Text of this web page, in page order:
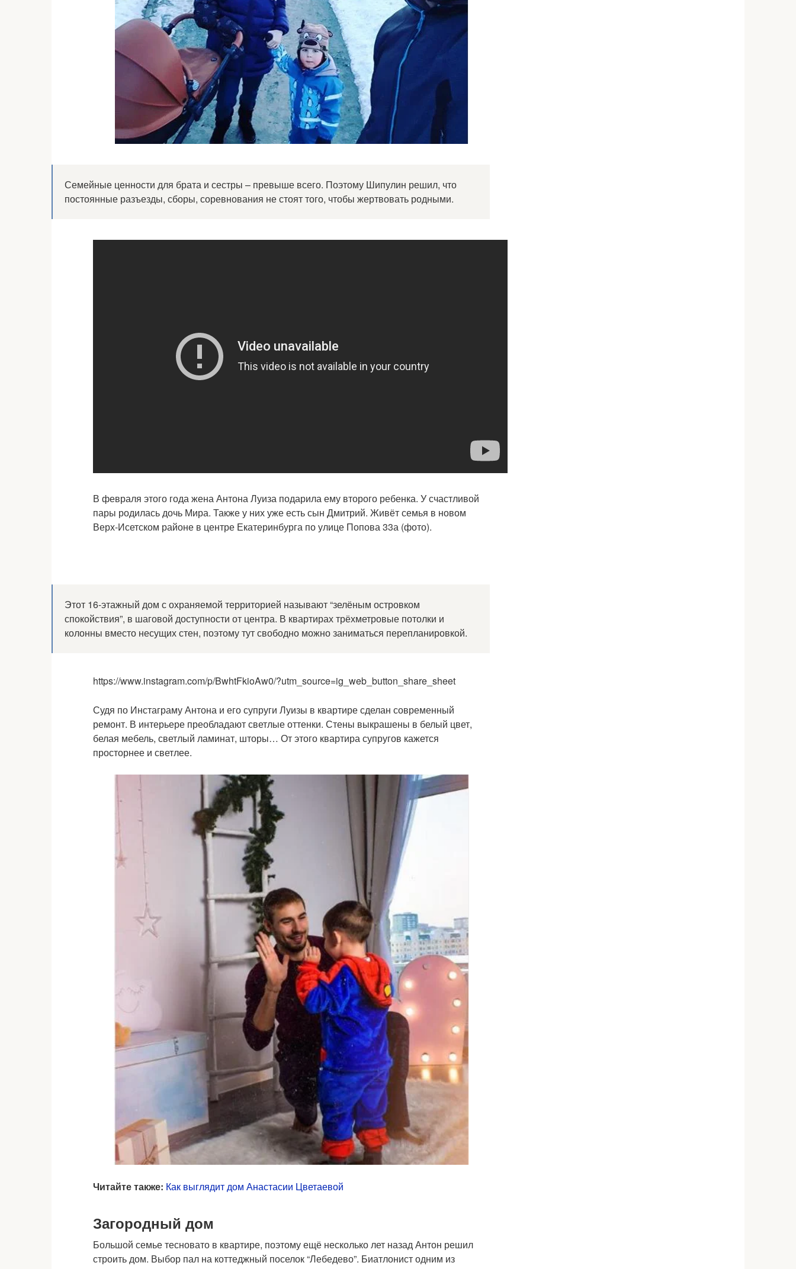
Семейные ценности для брата и сестры – превыше всего. Поэтому Шипулин решил, что
постоянные разъезды, сборы, соревнования не стоят того, чтобы жертвовать родными.
В февраля этого года жена Антона Луиза подарила ему второго ребенка. У счастливой
пары родилась дочь Мира. Также у них уже есть сын Дмитрий. Живёт семья в новом
Верх-Исетском районе в центре Екатеринбурга по улице Попова 33а (фото).
Этот 16-этажный дом с охраняемой территорией называют “зелёным островком
спокойствия”, в шаговой доступности от центра. В квартирах трёхметровые потолки и
колонны вместо несущих стен, поэтому тут свободно можно заниматься перепланировкой.
https://www.instagram.com/p/BwhtFkioAw0/?utm_source=ig_web_button_share_sheet
Судя по Инстаграму Антона и его супруги Луизы в квартире сделан современный
ремонт. В интерьере преобладают светлые оттенки. Стены выкрашены в белый цвет,
белая мебель, светлый ламинат, шторы… От этого квартира супругов кажется
просторнее и светлее.
Читайте также: Как выглядит дом Анастасии Цветаевой
Загородный дом
Большой семье тесновато в квартире, поэтому ещё несколько лет назад Антон решил
строить дом. Выбор пал на коттеджный поселок “Лебедево”. Биатлонист одним из